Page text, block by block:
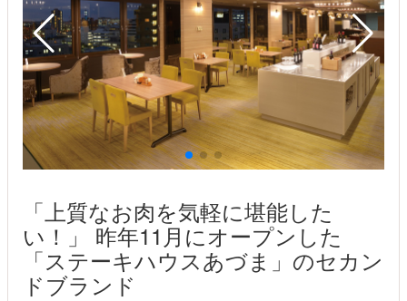
「上質なお肉を気軽に堪能した
い！」 昨年11月にオープンした
「ステーキハウスあづま」のセカン
ドブランド